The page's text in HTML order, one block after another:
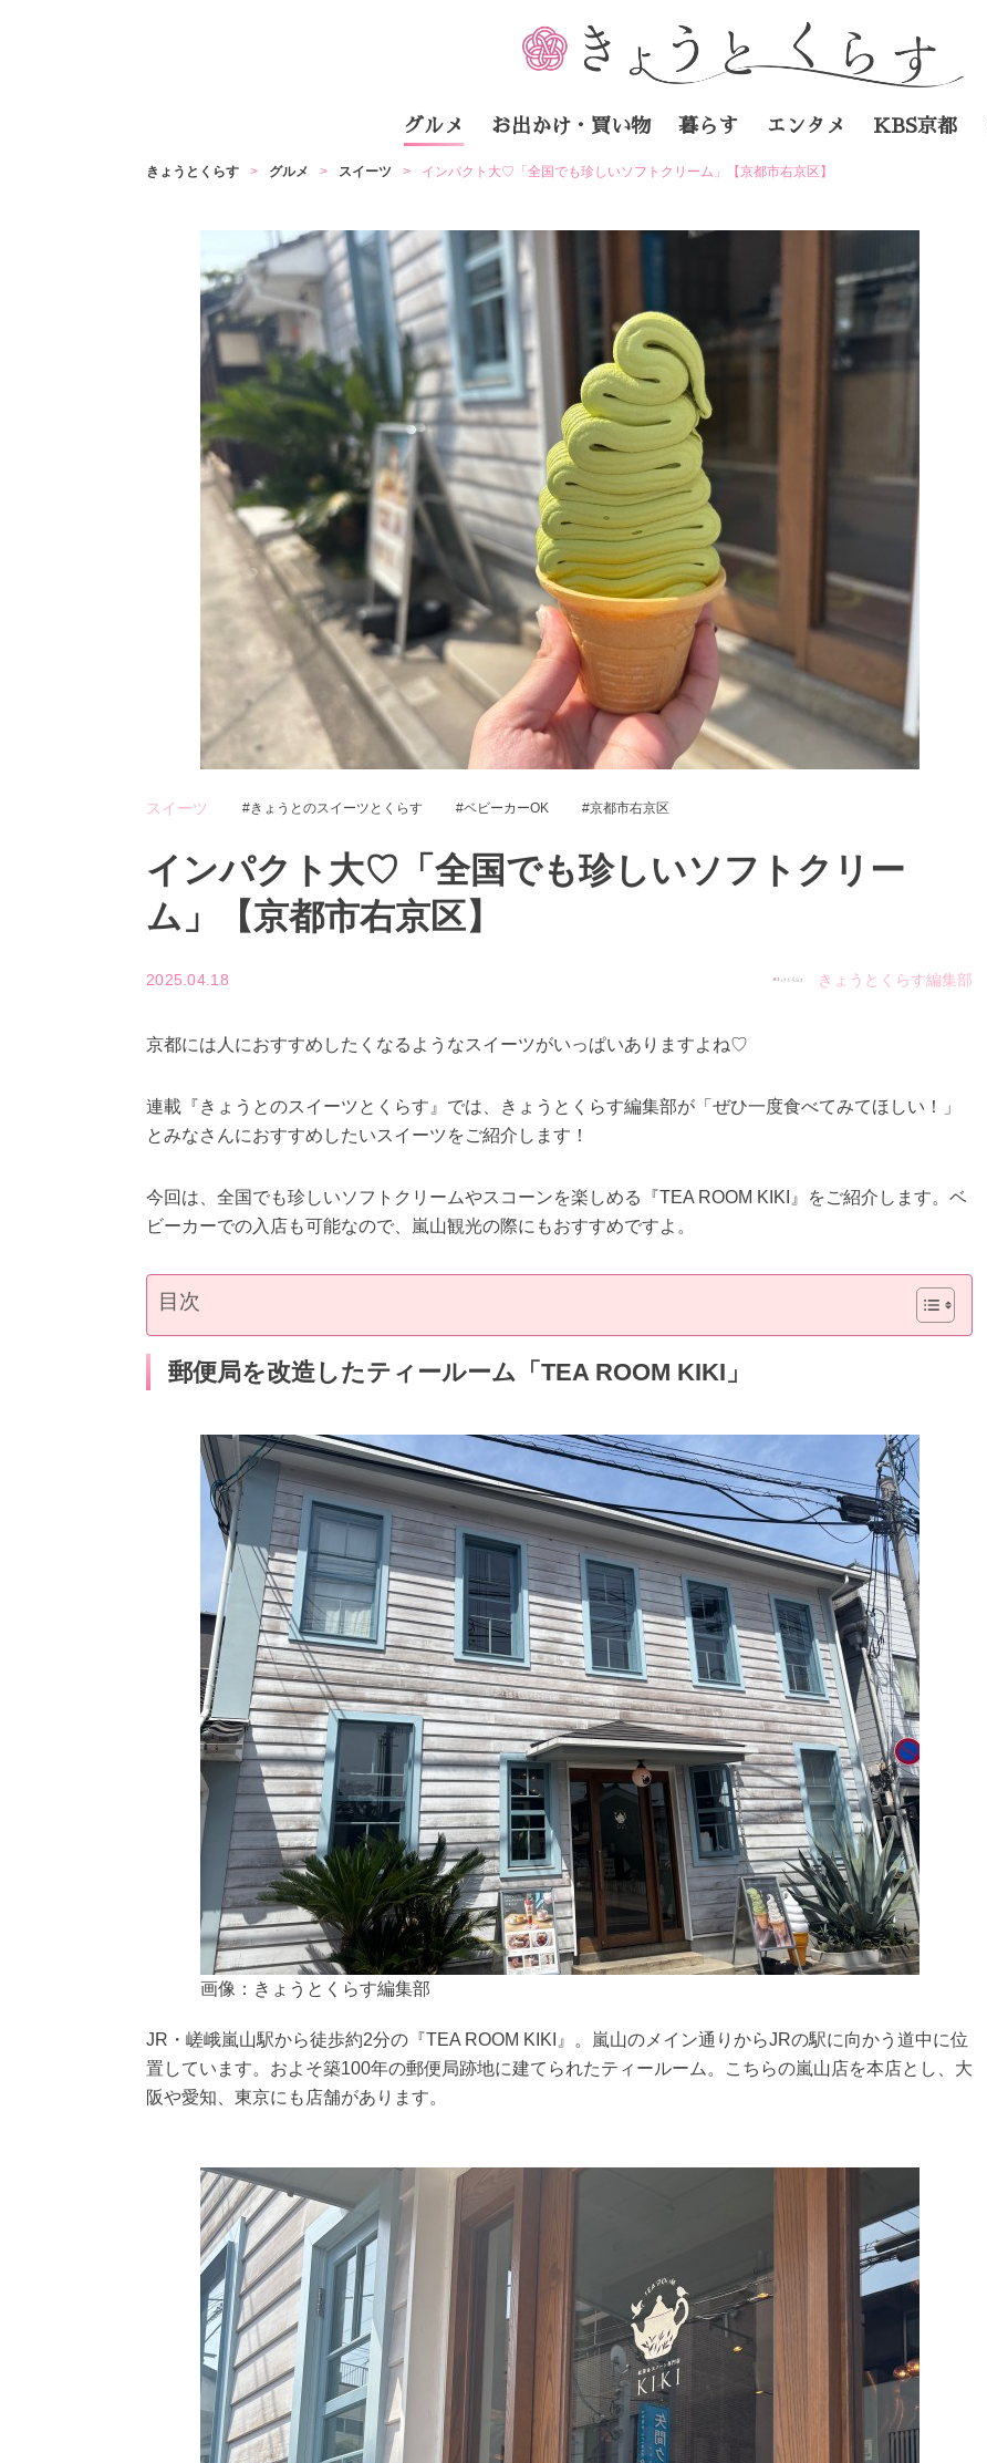
グルメ お出かけ・買い物 暮らす エンタメ KBS京都
きょうとくらす グルメ スイーツ インパクト大♡「全国でも珍しいソフトクリーム」【京都市右京区】
スイーツ きょうとのスイーツとくらす ベビーカーOK 京都市右京区
インパクト大♡「全国でも珍しいソフトクリー
ム」【京都市右京区】
2025.04.18 きょうとくらす編集部
京都には人におすすめしたくなるようなスイーツがいっぱいありますよね♡
連載『きょうとのスイーツとくらす』では、きょうとくらす編集部が「ぜひ一度食べてみてほしい！」
とみなさんにおすすめしたいスイーツをご紹介します！
今回は、全国でも珍しいソフトクリームやスコーンを楽しめる『TEA ROOM KIKI』をご紹介します。ベ
ビーカーでの入店も可能なので、嵐山観光の際にもおすすめですよ。
目次
郵便局を改造したティールーム「TEA ROOM KIKI」
画像：きょうとくらす編集部
JR・嵯峨嵐山駅から徒歩約2分の『TEA ROOM KIKI』。嵐山のメイン通りからJRの駅に向かう道中に位
置しています。およそ築100年の郵便局跡地に建てられたティールーム。こちらの嵐山店を本店とし、大
阪や愛知、東京にも店舗があります。